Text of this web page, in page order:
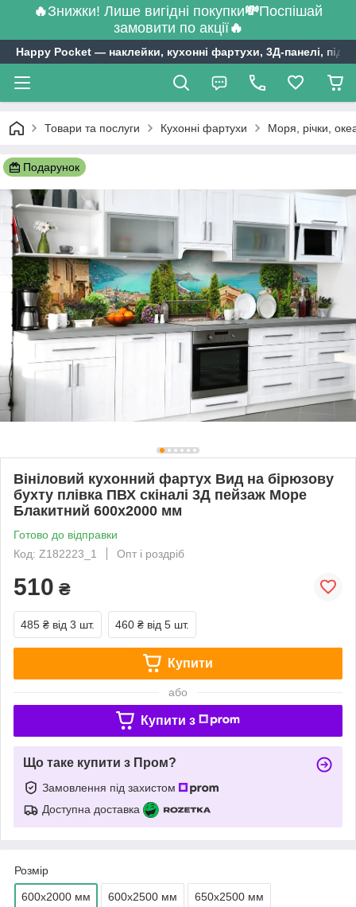
🔥Знижки! Лише вигідні покупки💸Поспішай
замовити по акції🔥
Happy Pocket ― наклейки, кухонні фартухи, 3Д-панелі,
Товари та послуги Кухонні фартухи Моря, річки,
Подарунок
Вініловий кухонний фартух Вид на бірюзову
бухту плівка ПВХ скіналі 3Д пейзаж Море
Блакитний 600х2000 мм
Готово до відправки
Код: Z182223_1
Опт і роздріб
510 ₴
485 ₴ від 3 шт. 460 ₴ від 5 шт.
Купити
або
Купити з
Що таке купити з Пром?
Замовлення під захистом
Доступна доставка
Розмір
600х2000 мм 600х2500 мм 650х2500 мм